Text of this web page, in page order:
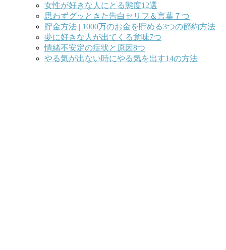
女性が好きな人にとる態度12選
思わずグッときた告白セリフ＆言葉７つ
貯金方法 | 1000万のお金を貯める3つの節約方法
夢に好きな人が出てくる意味7つ
情緒不安定の症状と原因8つ
やる気が出ない時にやる気を出す14の方法